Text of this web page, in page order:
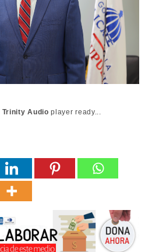
Trinity Audio player ready...